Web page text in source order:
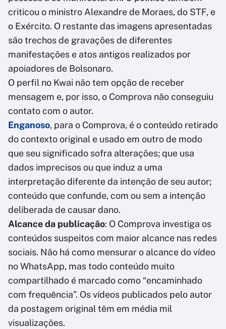
criticou o ministro Alexandre de Moraes, do STF, e
o Exército. O restante das imagens apresentadas
são trechos de gravações de diferentes
manifestações e atos antigos realizados por
apoiadores de Bolsonaro.
O perfil no Kwai não tem opção de receber
mensagem e, por isso, o Comprova não conseguiu
contato com o autor.
Enganoso, para o Comprova, é o conteúdo retirado
do contexto original e usado em outro de modo
que seu significado sofra alterações; que usa
dados imprecisos ou que induz a uma
interpretação diferente da intenção de seu autor;
conteúdo que confunde, com ou sem a intenção
deliberada de causar dano.
Alcance da publicação: O Comprova investiga os
conteúdos suspeitos com maior alcance nas redes
sociais. Não há como mensurar o alcance do vídeo
no WhatsApp, mas todo conteúdo muito
compartilhado é marcado como “encaminhado
com frequência”. Os vídeos publicados pelo autor
da postagem original têm em média mil
visualizações.